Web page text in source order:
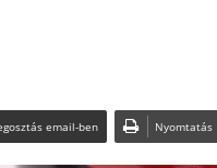
email-ben Nyomtatás